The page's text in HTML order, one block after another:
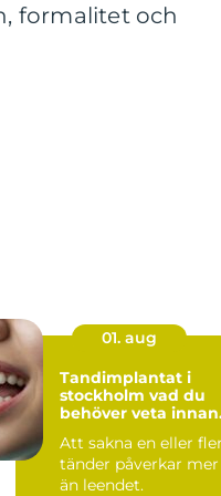
formalitet och
01. aug
Tandimplantat i
stockholm vad du
behöver veta innan
Att sakna en eller
tänder påverkar mer
än leendet.